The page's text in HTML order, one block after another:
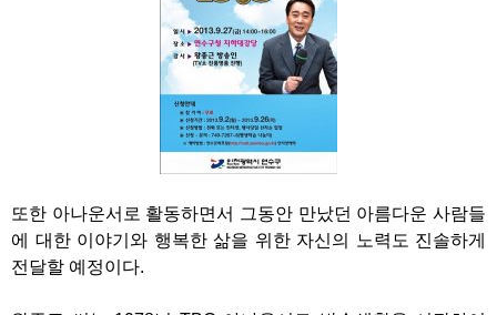
또한 아나운서로 활동하면서 그동안 만났던 아름다운 사람들
에 대한 이야기와 행복한 삶을 위한 자신의 노력도 진솔하게
전달할 예정이다.